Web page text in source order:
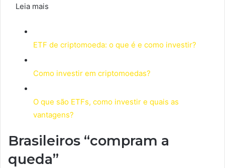
Leia mais
ETF de criptomoeda: o que é e como investir?
Como investir em criptomoedas?
O que são ETFs, como investir e quais as
vantagens?
Brasileiros “compram a
queda”